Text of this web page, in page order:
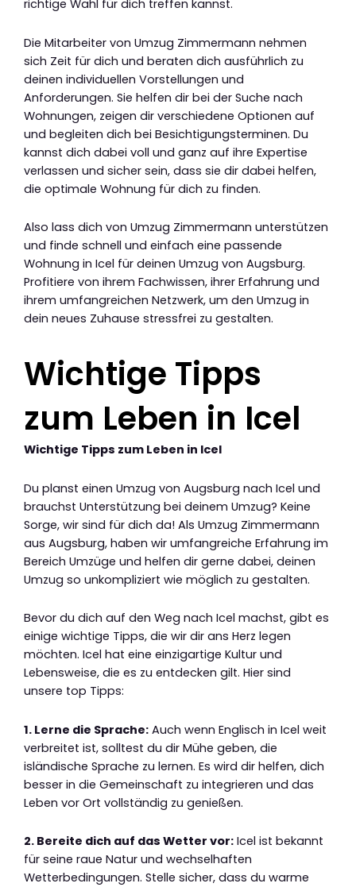
richtige Wahl für dich treffen kannst.
Die Mitarbeiter von Umzug Zimmermann nehmen
sich Zeit für dich und beraten dich ausführlich zu
deinen individuellen Vorstellungen und
Anforderungen. Sie helfen dir bei der Suche nach
Wohnungen, zeigen dir verschiedene Optionen auf
und begleiten dich bei Besichtigungsterminen. Du
kannst dich dabei voll und ganz auf ihre Expertise
verlassen und sicher sein, dass sie dir dabei helfen,
die optimale Wohnung für dich zu finden.
Also lass dich von Umzug Zimmermann unterstützen
und finde schnell und einfach eine passende
Wohnung in Icel für deinen Umzug von Augsburg.
Profitiere von ihrem Fachwissen, ihrer Erfahrung und
ihrem umfangreichen Netzwerk, um den Umzug in
dein neues Zuhause stressfrei zu gestalten.
Wichtige Tipps
zum Leben in Icel
Wichtige Tipps zum Leben in Icel
Du planst einen Umzug von Augsburg nach Icel und
brauchst Unterstützung bei deinem Umzug? Keine
Sorge, wir sind für dich da! Als Umzug Zimmermann
aus Augsburg, haben wir umfangreiche Erfahrung im
Bereich Umzüge und helfen dir gerne dabei, deinen
Umzug so unkompliziert wie möglich zu gestalten.
Bevor du dich auf den Weg nach Icel machst, gibt es
einige wichtige Tipps, die wir dir ans Herz legen
möchten. Icel hat eine einzigartige Kultur und
Lebensweise, die es zu entdecken gilt. Hier sind
unsere top Tipps:
1. Lerne die Sprache: Auch wenn Englisch in Icel weit
verbreitet ist, solltest du dir Mühe geben, die
isländische Sprache zu lernen. Es wird dir helfen, dich
besser in die Gemeinschaft zu integrieren und das
Leben vor Ort vollständig zu genießen.
2. Bereite dich auf das Wetter vor: Icel ist bekannt
für seine raue Natur und wechselhaften
Wetterbedingungen. Stelle sicher, dass du warme